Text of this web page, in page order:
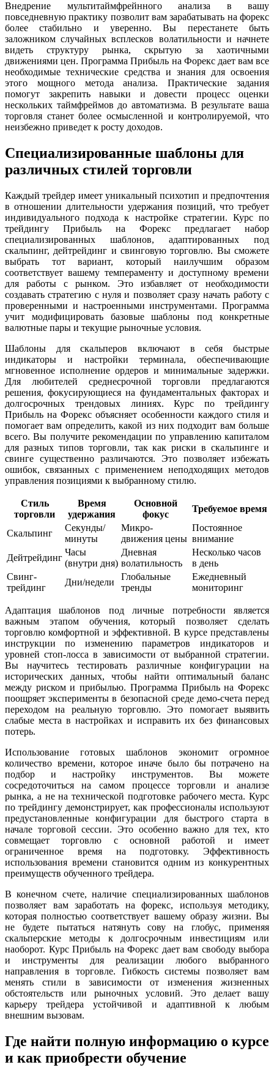
Внедрение мультитаймфрейнного анализа в вашу
повседневную практику позволит вам зарабатывать на форекс
более стабильно и уверенно. Вы перестанете быть
заложником случайных всплесков волатильности и начнете
видеть структуру рынка, скрытую за хаотичными
движениями цен. Программа Прибыль на Форекс дает вам все
необходимые технические средства и знания для освоения
этого мощного метода анализа. Практические задания
помогут закрепить навыки и довести процесс оценки
нескольких таймфреймов до автоматизма. В результате ваша
торговля станет более осмысленной и контролируемой, что
неизбежно приведет к росту доходов.
Специализированные шаблоны для
различных стилей торговли
Каждый трейдер имеет уникальный психотип и предпочтения
в отношении длительности удержания позиций, что требует
индивидуального подхода к настройке стратегии. Курс по
трейдингу Прибыль на Форекс предлагает набор
специализированных шаблонов, адаптированных под
скальпинг, дейтрейдинг и свинговую торговлю. Вы сможете
выбрать тот вариант, который наилучшим образом
соответствует вашему темпераменту и доступному времени
для работы с рынком. Это избавляет от необходимости
создавать стратегию с нуля и позволяет сразу начать работу с
проверенными и настроенными инструментами. Программа
учит модифицировать базовые шаблоны под конкретные
валютные пары и текущие рыночные условия.
Шаблоны для скальперов включают в себя быстрые
индикаторы и настройки терминала, обеспечивающие
мгновенное исполнение ордеров и минимальные задержки.
Для любителей среднесрочной торговли предлагаются
решения, фокусирующиеся на фундаментальных факторах и
долгосрочных трендовых линиях. Курс по трейдингу
Прибыль на Форекс объясняет особенности каждого стиля и
помогает вам определить, какой из них подходит вам больше
всего. Вы получите рекомендации по управлению капиталом
для разных типов торговли, так как риски в скальпинге и
свинге существенно различаются. Это позволяет избежать
ошибок, связанных с применением неподходящих методов
управления позициями к выбранному стилю.
Стиль
торговли
Время
удержания
Основной
фокус
Требуемое время
Скальпинг
Секунды/
минуты
Микро-
движения цены
Постоянное
внимание
Дейтрейдинг
Часы
(внутри дня)
Дневная
волатильность
Несколько часов
в день
Свинг-
трейдинг
Дни/недели
Глобальные
тренды
Ежедневный
мониторинг
Адаптация шаблонов под личные потребности является
важным этапом обучения, который позволяет сделать
торговлю комфортной и эффективной. В курсе представлены
инструкции по изменению параметров индикаторов и
уровней стоп-лосса в зависимости от выбранной стратегии.
Вы научитесь тестировать различные конфигурации на
исторических данных, чтобы найти оптимальный баланс
между риском и прибылью. Программа Прибыль на Форекс
поощряет эксперименты в безопасной среде демо-счета перед
переходом на реальную торговлю. Это помогает выявить
слабые места в настройках и исправить их без финансовых
потерь.
Использование готовых шаблонов экономит огромное
количество времени, которое иначе было бы потрачено на
подбор и настройку инструментов. Вы можете
сосредоточиться на самом процессе торговли и анализе
рынка, а не на технической подготовке рабочего места. Курс
по трейдингу демонстрирует, как профессионалы используют
предустановленные конфигурации для быстрого старта в
начале торговой сессии. Это особенно важно для тех, кто
совмещает торговлю с основной работой и имеет
ограниченное время на подготовку. Эффективность
использования времени становится одним из конкурентных
преимуществ обученного трейдера.
В конечном счете, наличие специализированных шаблонов
позволяет вам заработать на форекс, используя методику,
которая полностью соответствует вашему образу жизни. Вы
не будете пытаться натянуть сову на глобус, применяя
скальперские методы к долгосрочным инвестициям или
наоборот. Курс Прибыль на Форекс дает вам свободу выбора
и инструменты для реализации любого выбранного
направления в торговле. Гибкость системы позволяет вам
менять стили в зависимости от изменения жизненных
обстоятельств или рыночных условий. Это делает вашу
карьеру трейдера устойчивой и адаптивной к любым
внешним вызовам.
Где найти полную информацию о курсе
и как приобрести обучение